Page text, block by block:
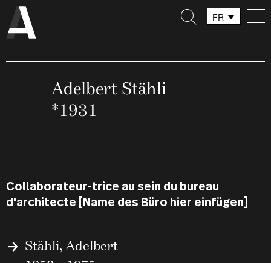
FR
Adelbert Stähli
*1931
Collaborateur-trice au sein du bureau
d'architecte [Name des Büro hier einfügen]
Stähli, Adelbert